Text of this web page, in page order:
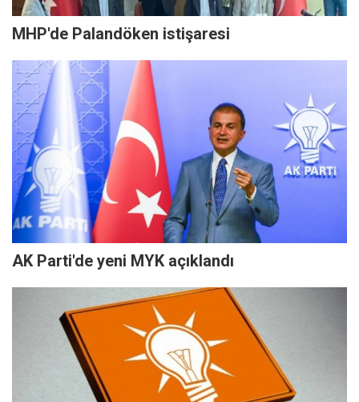
MHP'de Palandöken istişaresi
AK Parti'de yeni MYK açıklandı